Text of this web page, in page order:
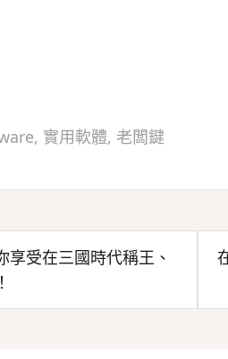
, 實用軟體, 老闆鍵
享受在三國時代稱王、